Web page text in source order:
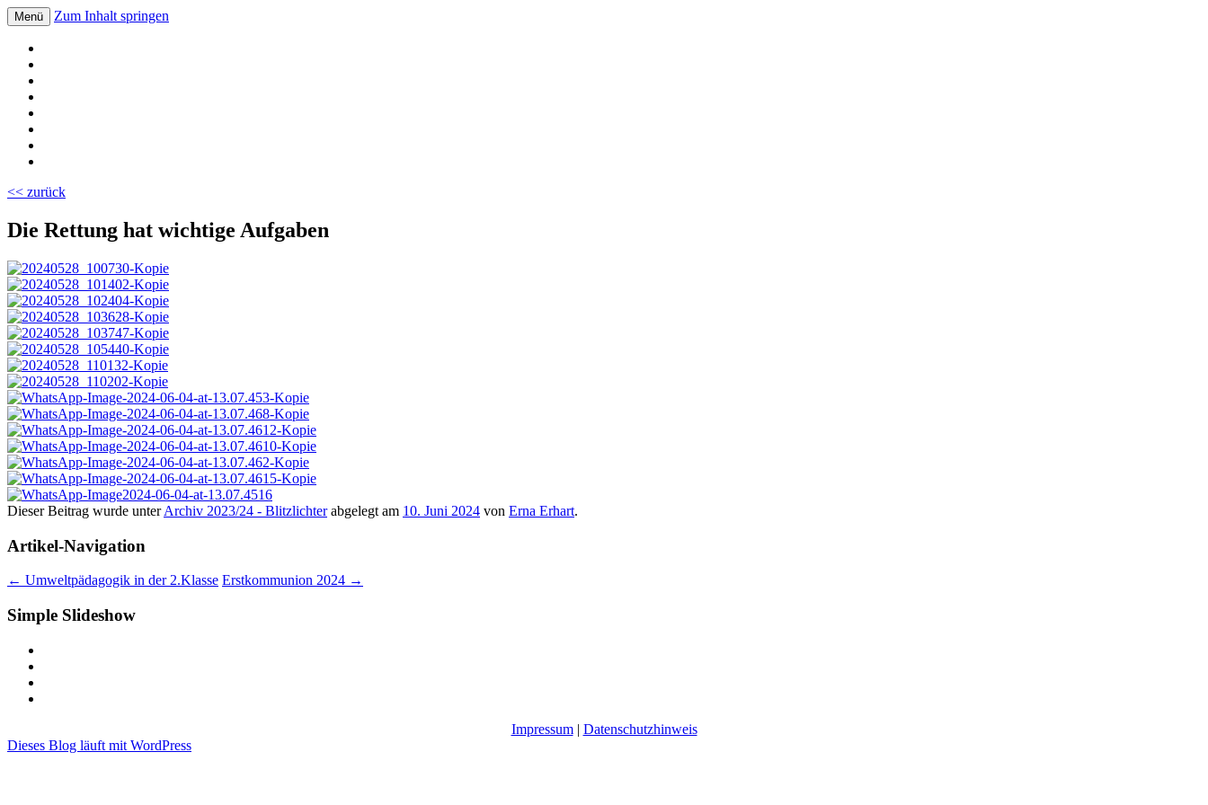
Volksschule Bad Blumau
Menü Zum Inhalt springen
<< zurück
Die Rettung hat wichtige Aufgaben
Dieser Beitrag wurde unterArchiv 2023/24 - Blitzlichterabgelegt am 10. Juni 2024 von Erna Erhart.
Artikel-Navigation
← Umweltpädagogik in der 2.Klasse Erstkommunion 2024 →
Simple Slideshow
Impressum| Datenschutzhinweis
Dieses Blog läuft mit WordPress